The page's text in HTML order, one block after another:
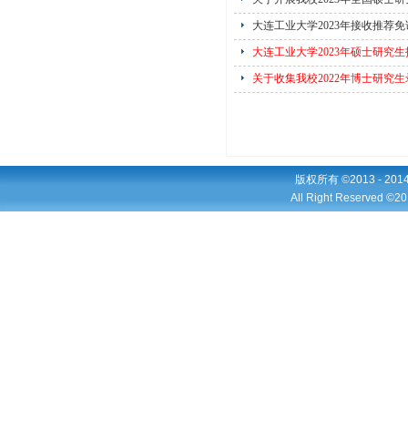
大连工业大学2023年接收推荐
大连工业大学2023年硕士研究
关于收集我校2022年博士研究
版权所有 ©2013 -
All Right Reserved